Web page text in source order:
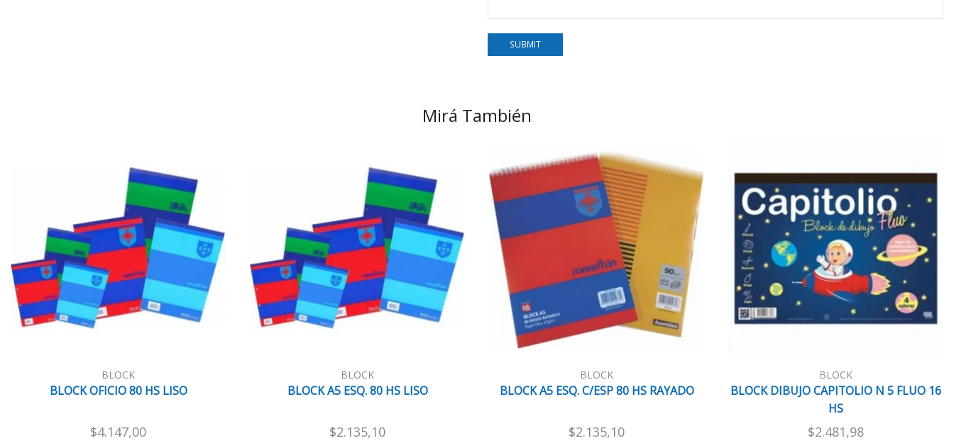
Mirá También
BLOCK
BLOCK OFICIO 80 HS LISO
$4.147,00
BLOCK
BLOCK A5 ESQ. 80 HS LISO
$2.135,10
BLOCK
BLOCK A5 ESQ. C/ESP 80 HS RAYADO
$2.135,10
BLOCK
BLOCK DIBUJO CAPITOLIO N 5 FLUO 16
HS
$2.481,98